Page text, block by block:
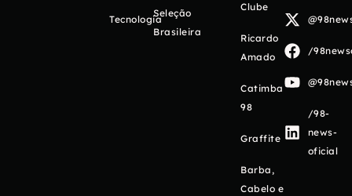
Tecnologia
Seleção
Brasileira
Clube
Ricardo
Amado
Catimba
98
Graffite
Barba,
Cabelo e
/
/98-
news-
oficial